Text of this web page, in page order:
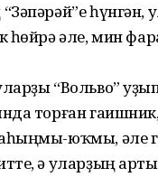
һүнгән,
һөйрә әле, мин
“Вольво”
торған
юҡмы, әле
ә уларҙың